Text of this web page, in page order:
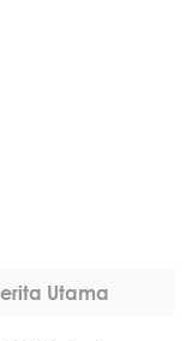
Utama